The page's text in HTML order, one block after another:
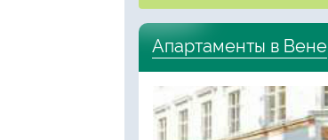
Апартаменты в Вене